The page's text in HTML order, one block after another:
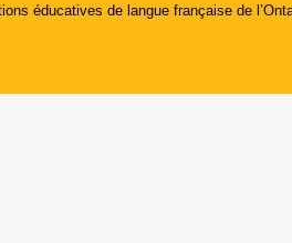
éducatives de langue française de